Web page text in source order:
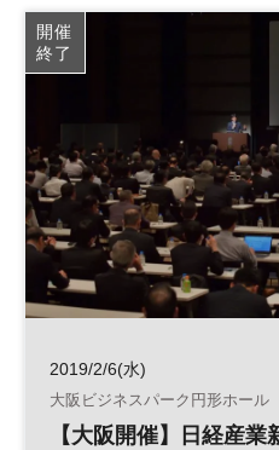
日経産業新聞フォーラム
開催
終了
2019/2/6(水)
大阪ビジネスパーク円形ホール
【大阪開催】日経産